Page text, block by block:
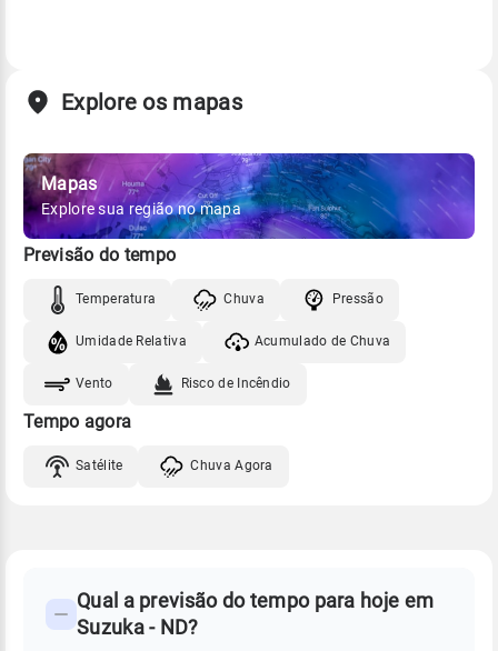
Explore os mapas
Mapas
Explore sua região no mapa
Previsão do tempo
Temperatura Chuva Pressão
Umidade Relativa Acumulado de Chuva
Vento Risco de Incêndio
Tempo agora
Satélite Chuva Agora
TEMPO
Perguntas
Qual a previsão do tempo para hoje em
Suzuka - ND?